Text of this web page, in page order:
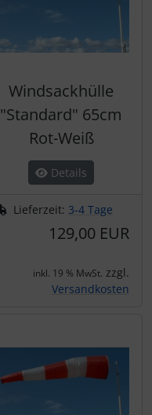
Windsackhülle
"Standard" 65cm
Rot-Weiß
Details
Lieferzeit: 3-4 Tage
129,00 EUR
inkl. 19 % MwSt. zzgl.
Versandkosten